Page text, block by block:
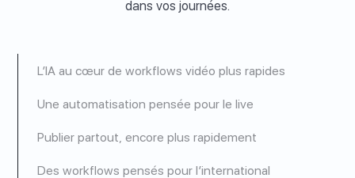
dans vos journées.
L’IA au cœur de workflows vidéo plus rapides
Une automatisation pensée pour le live
Publier partout, encore plus rapidement
Des workflows pensés pour l’international